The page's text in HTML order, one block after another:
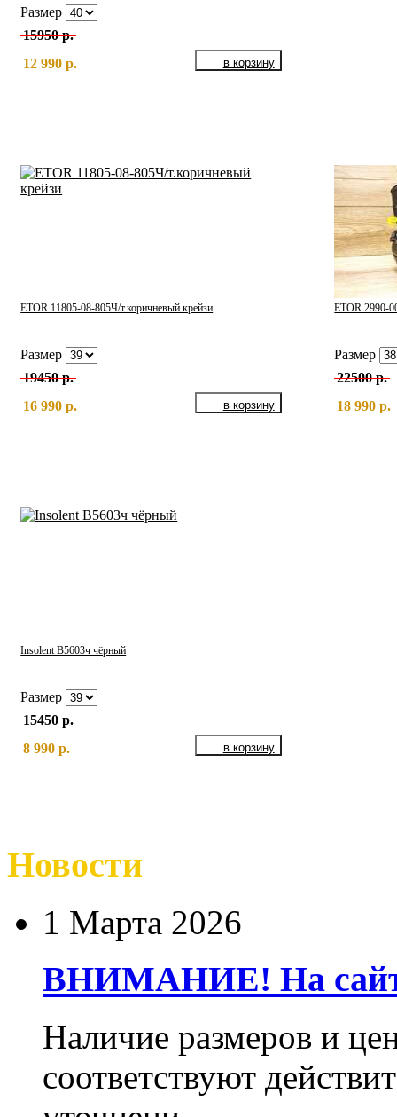
Размер
15950 р.
12 990 р.
ETOR 11805-08-805Ч/т.коричневый крейзи
Размер
19450 р.
16 990 р.
ETOR
Размер
22500 р.
18 990 р.
Insolent B5603ч чёрный
Размер
15450 р.
8 990 р.
Новости
1 Марта 2026
ВНИМАНИЕ! На сайте
Наличие размеров и
соответствуют